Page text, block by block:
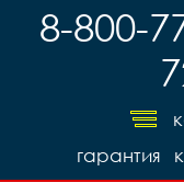
8-800-
гарантия